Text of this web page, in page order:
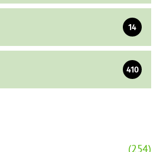
14
410
(254)